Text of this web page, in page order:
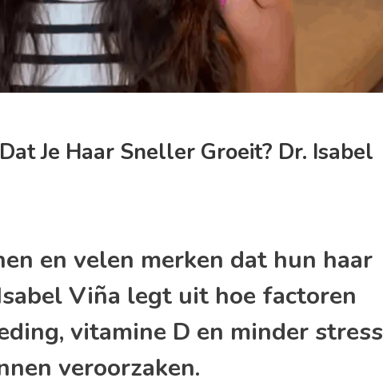
Je Haar Sneller Groeit? Dr. Isabel
en velen merken dat hun haar
Viña legt uit hoe factoren
vitamine D en minder stress
veroorzaken.